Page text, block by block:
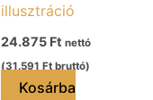
illusztráció
24.875 Ft nettó
(31.591 Ft bruttó)
Kosárba